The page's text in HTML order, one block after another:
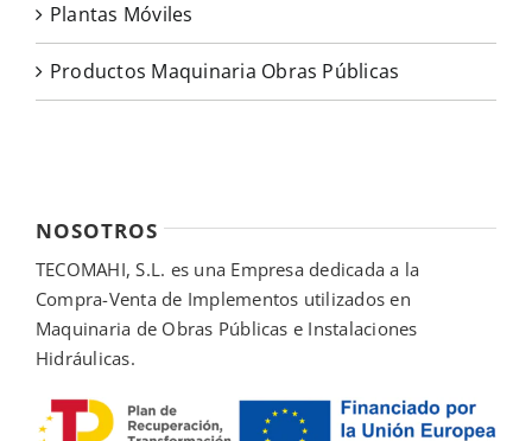
Plantas Móviles
Productos Maquinaria Obras Públicas
NOSOTROS
TECOMAHI, S.L. es una Empresa dedicada a la
Compra-Venta de Implementos utilizados en
Maquinaria de Obras Públicas e Instalaciones
Hidráulicas.